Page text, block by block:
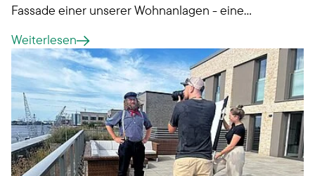
Fassade einer unserer Wohnanlagen - eine
Nebelmeer" als Wandgemälde.
Weiterlesen